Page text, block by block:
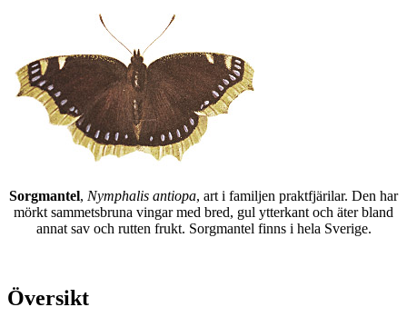
Sorgmantel, Nymphalis antiopa, art i familjen praktfjärilar. Den har
mörkt sammetsbruna vingar med bred, gul ytterkant och äter bland
annat sav och rutten frukt. Sorgmantel finns i hela Sverige.
Översikt